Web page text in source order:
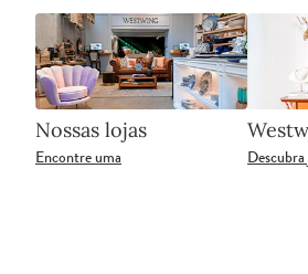
Nossas lojas
Encontre uma Descubra